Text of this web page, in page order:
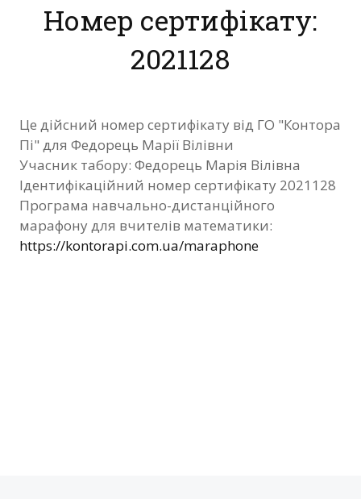
Матеріали
Нас підтримують
Фотозвіт
Видані сертифікати
Контакти
Номер сертифікату:
2021128
Це дійсний номер сертифікату від ГО "Контора
Пі" для Федорець Марії Вілівни
Учасник табору: Федорець Марія Вілівна
Ідентифікаційний номер сертифікату 2021128
Програма навчально-дистанційного
марафону для вчителів математики:
https://kontorapi.com.ua/maraphone